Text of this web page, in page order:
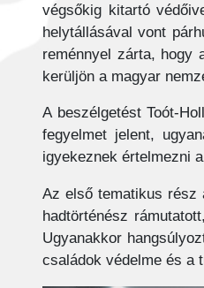
végsőkig kitartó
helytállásával vont
reménnyel zárta, hogy
kerüljön a magyar
A beszélgetést Toót-
fegyelmet jelent,
igyekeznek értelmezni
Az első tematikus rész
hadtörténész
Ugyanakkor
családok védelme és a